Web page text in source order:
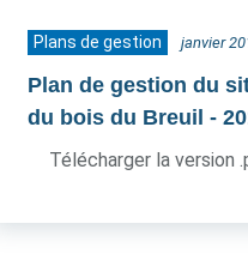
Plans de gestion janvier
Plan de gestion du
du bois du Breuil -
Télécharger la version